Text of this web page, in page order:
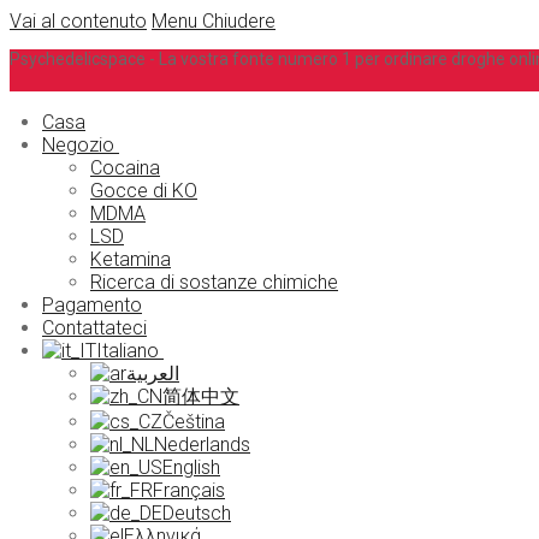
Vai al contenuto Menu Chiudere
Psychedelicspace - La vostra fonte numero 1 per ordinare droghe
Casa
Negozio
Cocaina
Gocce di KO
MDMA
LSD
Ketamina
Ricerca di sostanze chimiche
Pagamento
Contattateci
Italiano
العربية
简体中文
Čeština
Nederlands
English
Français
Deutsch